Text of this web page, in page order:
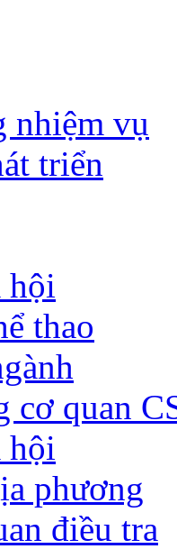
nhiệm vụ
triển
hội
thao
cơ quan
hội
phương
điều tra